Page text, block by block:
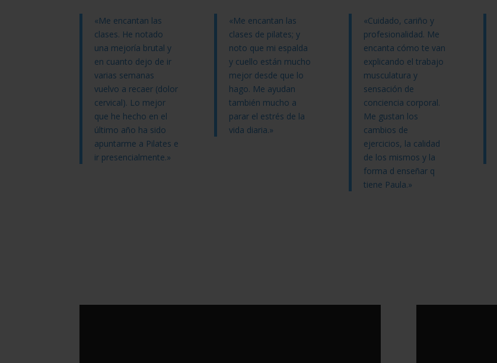
«Me encantan las
clases. He notado
una mejoría brutal y
en cuanto dejo de ir
varias semanas
vuelvo a recaer (dolor
cervical). Lo mejor
que he hecho en el
último año ha sido
apuntarme a Pilates e
ir presencialmente.»
«Me encantan las
clases de pilates; y
noto que mi espalda
y cuello están mucho
mejor desde que lo
hago. Me ayudan
también mucho a
parar el estrés de la
vida diaria.»
«Cuidado, cariño y
profesionalidad. Me
encanta cómo te van
explicando el trabajo
musculatura y
sensación de
conciencia corporal.
Me gustan los
cambios de
ejercicios, la calidad
de los mismos y la
forma d enseñar q
tiene Paula.»